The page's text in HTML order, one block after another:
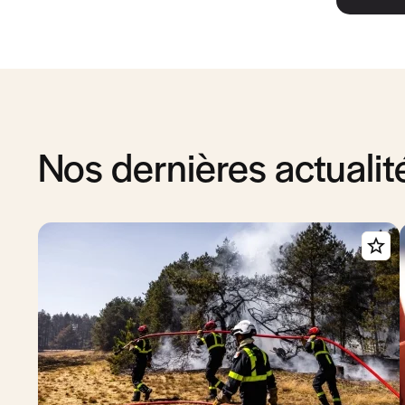
Nos dernières